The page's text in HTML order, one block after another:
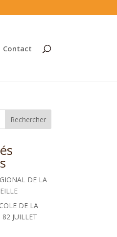
Contact
Rechercher
DE LA
DE LA
82 JUILLET